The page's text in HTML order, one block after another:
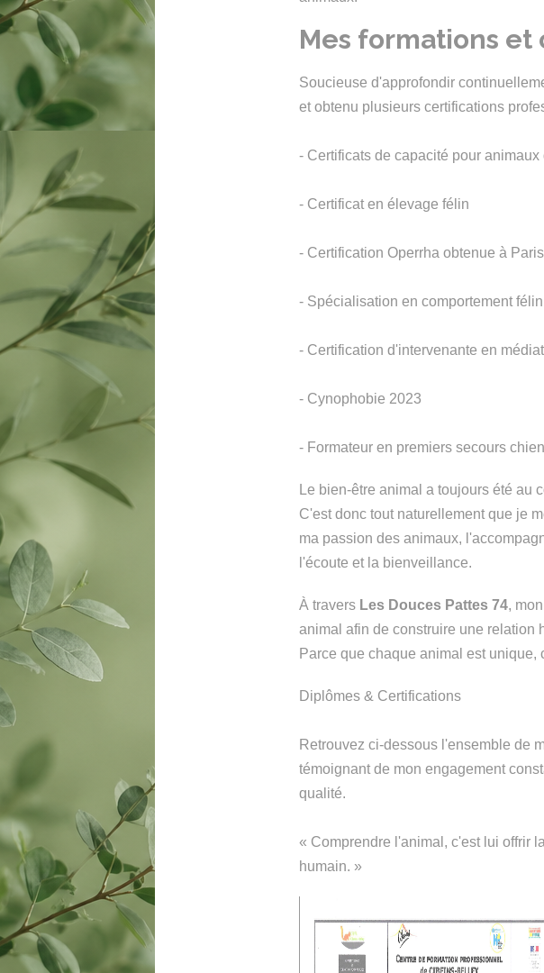
Mes formations
Soucieuse d'approfondir
et obtenu plusieurs certifications
- Certificats de capacité pour
- Certificat en élevage félin
- Certification Operrha obtenue à
- Spécialisation en comportement
- Certification d'intervenante en
- Cynophobie 2023
- Formateur en premiers secours
Le bien-être animal a toujours été au
C'est donc tout naturellement que je
ma passion des animaux,
l'écoute et la bienveillance.
À travers Les Douces Pattes 74,
animal afin de construire une relation
Parce que chaque animal est
Diplômes & Certifications
Retrouvez ci-dessous l'ensemble de
témoignant de mon engagement
qualité.
« Comprendre l'animal, c'est lui offrir
humain. »